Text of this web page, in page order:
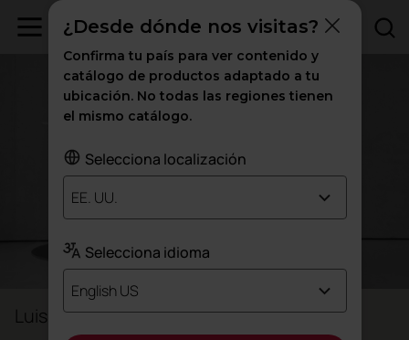
Luis Calabuig & Ana Segovia
¿Desde dónde nos visitas?
Confirma tu país para ver contenido y
catálogo de productos adaptado a tu
ubicación. No todas las regiones tienen
el mismo catálogo.
Selecciona localización
EE. UU.
Selecciona idioma
English US